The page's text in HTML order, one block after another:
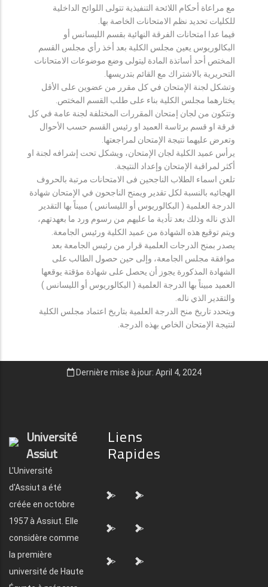
مع مراعاة أحكام اللائحة التنفيذية تتولى اللوائح الداخلية
للكليات تحديد نظم الامتحانات الخاصة بها.
فيما عدا امتحانات الفرقة النهائية بقسم الليسانس أو
البكالوريوس يعين مجلس الكلية بعد أخذ رأي مجلس القسم
المختص أحد أساتذة المادة ليتولى وضع موضوعات الامتحانات
التحريرية بالاشتراك مع القائم بتدريسها.
وتشكل لجنة الإمتحان في كل مقرر من عضوين على الأقل
يختارهما مجلس الكلية بناء على طلب القسم المختص.
وتتكون من لجان إمتحان المقررات المختلفة لجنة عامة في كل
فرقة او قسم برئاسة العميد او رئيس القسم حسب الأحوال
وتعرض عليهما نتيجة الإمتحان لمراجعتها.
يرأس عميد الكلية لجان الإمتحان، ويشكل تحت إشرافه لجنة او
أكثر لمراقبة الإمتحان وإعداد النتيجة.
تلعن اسماء الطلاب الناجحين فى الامتحانات مرتبة بالحروف
الهجائيه بالنسبة لكل تقدير ويمنح الناجحون في الإمتحان شهادة
الدرجة العلمية ( البكالوريوس أو الليسانس ) مبيناً بها التقدير
الذي ناله وذلك بعد تأدية ما عليهم من رسوم ورد ما بعهدتهم،
ويتم توقيع هذه الشهادة من عميد الكلية ورئيس الجامعة.
يصدر بمنح الدرجات العلمية قرار من رئيس الجامعة بعد
موافقة مجلس الجامعة، وإلى حين حصول الطالب على
الشهادة المذكورة يجوز أن يحصل على شهادة مؤقتة يوقعها
العميد مبيناً بها الدرجة العلمية ( البكالوريوس أو الليسانس )
والتقدير الذي ناله.
ويتحدد تاريخ منح الدرجة العلمية بتاريخ اعتماد مجلس الكلية
لنتيجة الإمتحان الخاص بهذه الدرجة.
Dernière mise à jour: April 4, 2024
Université
Assiut
L'Université
d'Assiut a été
créée en octobre
1957 à Assiut. Elle
considère comme
la première
université de Haute
Liens
Rapides
"> ">
"> ">
"> ">